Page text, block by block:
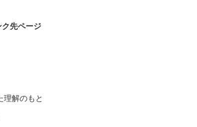
ク先ページ
理解のもと